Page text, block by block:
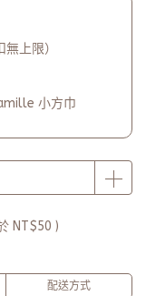
上限）
小方巾
功能披肩暖毯】(數
NT$50 )
配送方式